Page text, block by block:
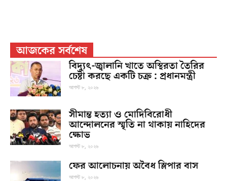
আজকের সর্বশেষ
বিদ্যুৎ-জ্বালানি খাতে অস্থিরতা তৈরির
চেষ্টা করছে একটি চক্র : প্রধানমন্ত্রী
আগস্ট ৮, ২০২৬
সীমান্ত হত্যা ও মোদিবিরোধী
আন্দোলনের স্মৃতি না থাকায় নাহিদের
ক্ষোভ
আগস্ট ৮, ২০২৬
ফের আলোচনায় অবৈধ স্লিপার বাস
আগস্ট ৮, ২০২৬